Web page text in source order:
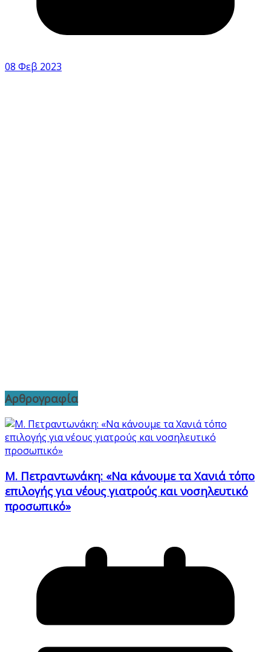
08 Φεβ 2023
Αρθρογραφία
Μ. Πετραντωνάκη: «Να κάνουμε τα Χανιά τόπο
επιλογής για νέους γιατρούς και νοσηλευτικό
προσωπικό»